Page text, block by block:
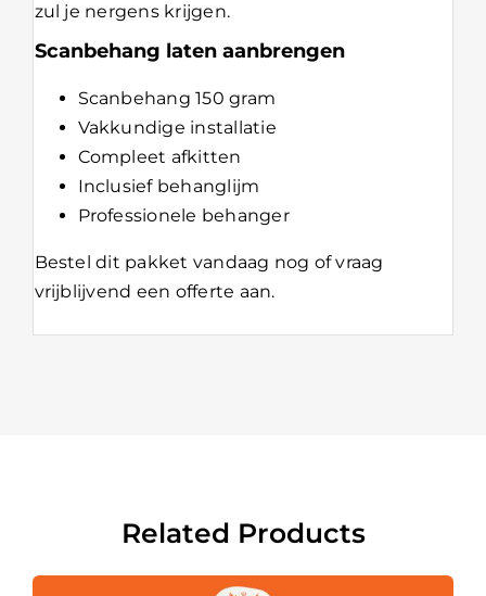
zul je nergens krijgen.
Scanbehang laten aanbrengen
Scanbehang 150 gram
Vakkundige installatie
Compleet afkitten
Inclusief behanglijm
Professionele behanger
Bestel dit pakket vandaag nog ofvraag
vrijblijvend een offerte aan.
Related Products